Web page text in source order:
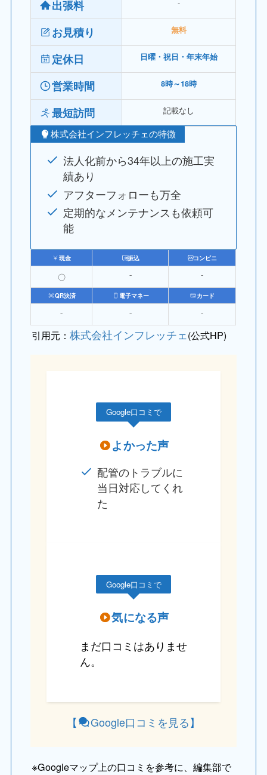
出張料 ‐
お見積り 無料
定休日 日曜・祝日・年末年始
営業時間 8時～18時
最短訪問 記載なし
株式会社インフレッチェの特徴
法人化前から34年以上の施工実
績あり
アフターフォローも万全
定期的なメンテナンスも依頼可
能
現金 振込 コンビニ
〇 ⁻ ⁻
QR決済 電子マネー カード
⁻ ⁻ ⁻
引用元：株式会社インフレッチェ(公式HP)
Google口コミで
よかった声
配管のトラブルに
当日対応してくれ
た
Google口コミで
気になる声
まだ口コミはありませ
ん。
【 Google口コミを見る】
※Googleマップ上の口コミを参考に、編集部で